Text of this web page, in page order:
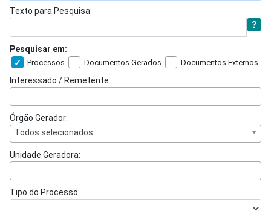
Texto para Pesquisa:
Pesquisar em:
Processos Documentos Gerados Documentos Externos
Interessado / Remetente:
Órgão Gerador:
Todos selecionados
Unidade Geradora:
Tipo do Processo: